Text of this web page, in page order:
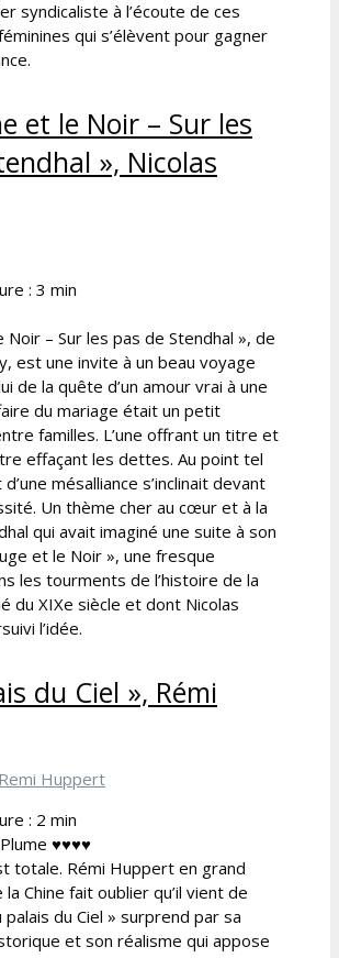
syndicaliste à l’écoute de ces
qui s’élèvent pour gagner
et le Noir – Sur les
», Nicolas
: 3 min
Noir – Sur les pas de Stendhal », de
est une invite à un beau voyage
de la quête d’un amour vrai à une
du mariage était un petit
familles. L’une offrant un titre et
effaçant les dettes. Au point tel
mésalliance s’inclinait devant
Un thème cher au cœur et à la
qui avait imaginé une suite à son
et le Noir », une fresque
les tourments de l’histoire de la
du XIXe siècle et dont Nicolas
l’idée.
du Ciel », Rémi
: 2 min
♥♥♥♥
totale. Rémi Huppert en grand
Chine fait oublier qu’il vient de
palais du Ciel » surprend par sa
et son réalisme qui appose